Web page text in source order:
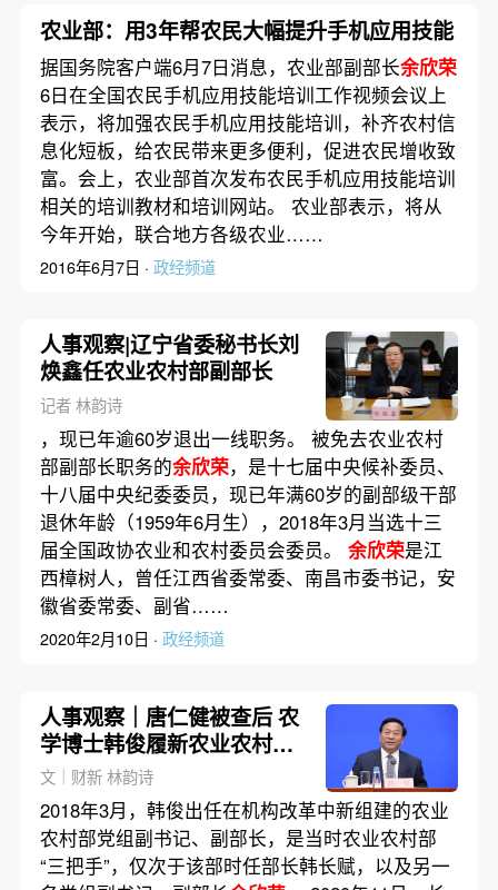
农业部：用3年帮农民大幅提升手机应用技能
据国务院客户端6月7日消息，农业部副部长余欣荣
6日在全国农民手机应用技能培训工作视频会议上
表示，将加强农民手机应用技能培训，补齐农村信
息化短板，给农民带来更多便利，促进农民增收致
富。会上，农业部首次发布农民手机应用技能培训
相关的培训教材和培训网站。 农业部表示，将从
今年开始，联合地方各级农业……
2016年6月7日 · 政经频道
人事观察|辽宁省委秘书长刘
焕鑫任农业农村部副部长
记者 林韵诗
，现已年逾60岁退出一线职务。 被免去农业农村
部副部长职务的余欣荣，是十七届中央候补委员、
十八届中央纪委委员，现已年满60岁的副部级干部
退休年龄（1959年6月生），2018年3月当选十三
届全国政协农业和农村委员会委员。 余欣荣是江
西樟树人，曾任江西省委常委、南昌市委书记，安
徽省委常委、副省……
2020年2月10日 · 政经频道
人事观察｜唐仁健被查后 农
学博士韩俊履新农业农村部
部长
文｜财新 林韵诗
2018年3月，韩俊出任在机构改革中新组建的农业
农村部党组副书记、副部长，是当时农业农村部
“三把手”，仅次于该部时任部长韩长赋，以及另一